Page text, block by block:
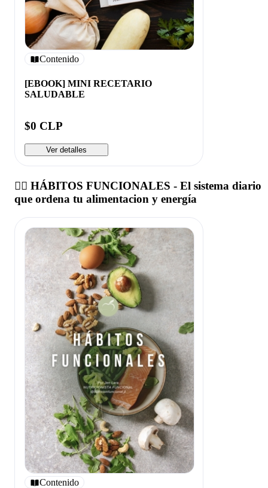
Contenido
[EBOOK] MINI RECETARIO
SALUDABLE
$0 CLP
Ver detalles
👩‍⚕️ HÁBITOS FUNCIONALES - El sistema diario
que ordena tu alimentacion y energía
Contenido